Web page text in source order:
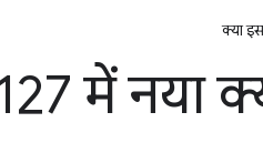
क्या
में नया